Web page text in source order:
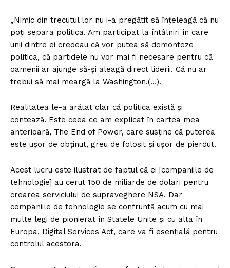
„Nimic din trecutul lor nu i-a pregătit să înțeleagă că nu
poți separa politica. Am participat la întâlniri în care
unii dintre ei credeau că vor putea să demonteze
politica, că partidele nu vor mai fi necesare pentru că
oamenii ar ajunge să-și aleagă direct liderii. Că nu ar
trebui să mai meargă la Washington.(…).
Realitatea le-a arătat clar că politica există și
contează. Este ceea ce am explicat în cartea mea
anterioară, The End of Power, care susține că puterea
este ușor de obținut, greu de folosit și ușor de pierdut.
Acest lucru este ilustrat de faptul că ei [companiile de
tehnologie] au cerut 150 de miliarde de dolari pentru
crearea serviciului de supraveghere NSA. Dar
companiile de tehnologie se confruntă acum cu mai
multe legi de pionierat în Statele Unite și cu alta în
Europa, Digital Services Act, care va fi esențială pentru
controlul acestora.